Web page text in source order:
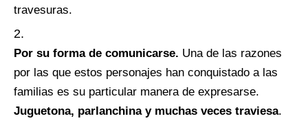
travesuras.
Por su forma de comunicarse. Una de las razones
por las que estos personajes han conquistado a las
familias es su particular manera de expresarse.
Juguetona, parlanchina y muchas veces traviesa.